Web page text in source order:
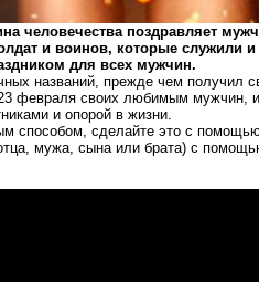
человечества поздравляет
и воинов, которые служили
для всех мужчин.
названий, прежде чем получил
февраля своих любимым мужчин,
и опорой в жизни.
способом, сделайте это с помощью
мужа, сына или брата) с